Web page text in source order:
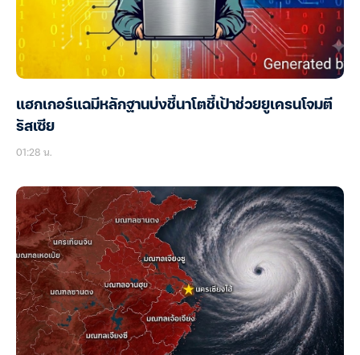
แฮกเกอร์แฉมีหลักฐานบ่งชี้นาโตชี้เป้าช่วยยูเครนโจมตี
รัสเซีย
01:28 น.